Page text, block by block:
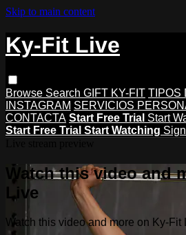
Skip to main content
Ky-Fit Live
Browse Search GIFT KY-FIT TIPOS
INSTAGRAM SERVICIOS
CONTACTA Start Free Trial Start
Start Free Trial Start Watching
Watch this video and
Live
Watch this video and more on Ky-Fit